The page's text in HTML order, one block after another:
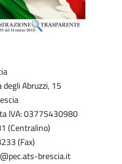
degli Abruzzi, 15
IVA: 03775430980
(Centralino)
(Fax)
brescia.it